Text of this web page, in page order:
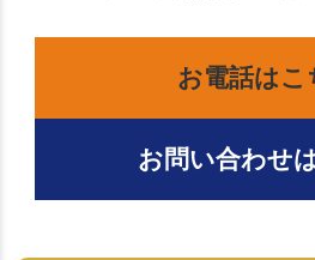
お電話はこ
お問い合わせ